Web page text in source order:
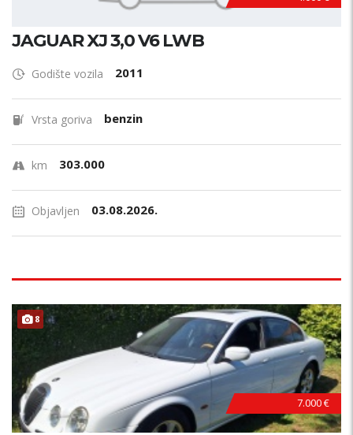
JAGUAR XJ 3,0 V6 LWB
Godište vozila 2011
Vrsta goriva benzin
km 303.000
Objavljen 03.08.2026.
8
7.000 €